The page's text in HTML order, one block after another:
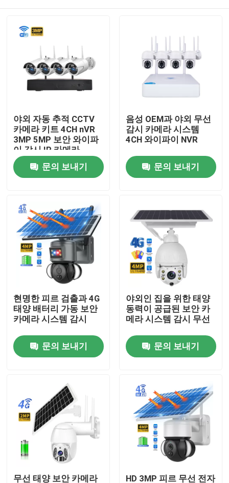
제품
비디오
우리 에 관한 것
공장 투어
품질 관리
뉴스
인용 을 요청 하십시오
와이파이 전구 보안 카메라
야외 자동 추적 CCTV
카메라 키트 4CH nVR
3MP 5MP 보안 와이파
이 감시 IP 카메라
문의 보내기
음성 OEM과 야외 무선
감시 카메라 시스템
4CH 와이파이 NVR
문의 보내기
현명한 피르 검출과 4G
태양 배터리 가동 보안
카메라 시스템 감시
문의 보내기
야외인 집을 위한 태양
동력이 공급된 보안 카
메라 시스템 감시 무선
문의 보내기
무선 태양 보안 카메라 HD 3MP 피르 무선 전자